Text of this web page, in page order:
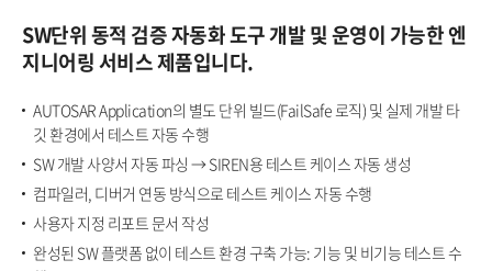
SW단위 동적 검증 자동화 도구 개발 및 운영이 가능한엔
지니어링 서비스 제품입니다.
AUTOSAR Application의 별도 단위 빌드(FailSafe 로직) 및 실제 개발 타
깃 환경에서 테스트 자동 수행​
SW 개발 사양서 자동 파싱 → SIREN용 테스트 케이스 자동 생성​
컴파일러, 디버거 연동 방식으로 테스트 케이스 자동 수행​
사용자 지정 리포트 문서 작성​
완성된 SW 플랫폼 없이 테스트 환경 구축 가능: 기능 및 비기능 테스트 수